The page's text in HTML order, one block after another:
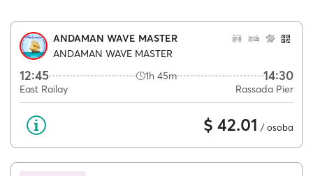
ANDAMAN WAVE MASTER
ANDAMAN WAVE MASTER
12:45 1h 45m 14:30
East Railay Rassada Pier
$ 42.01 / osoba